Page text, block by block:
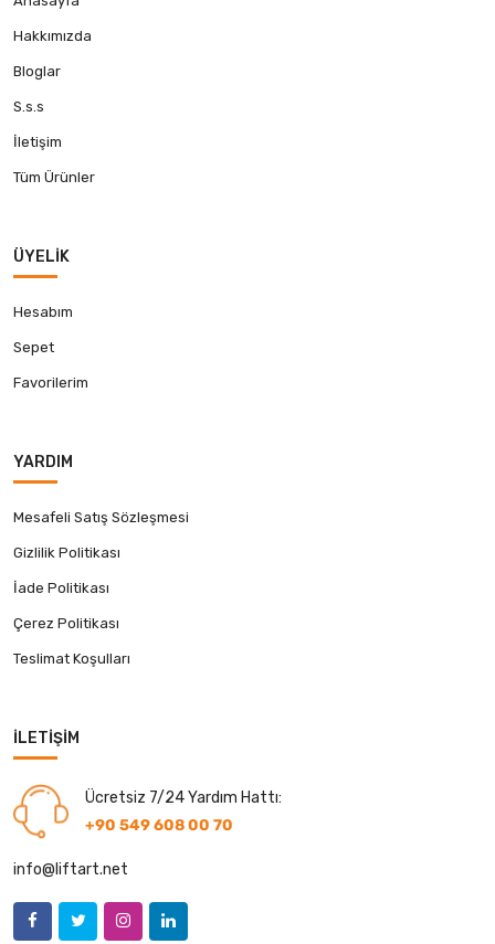
Hakkımızda
Bloglar
S.s.s
İletişim
Tüm Ürünler
ÜYELIK
Hesabım
Sepet
Favorilerim
YARDIM
Mesafeli Satış Sözleşmesi
Gizlilik Politikası
İade Politikası
Çerez Politikası
Teslimat Koşulları
İLETIŞIM
Ücretsiz 7/24 Yardım Hattı:
+90 549 608 00 70
info@liftart.net